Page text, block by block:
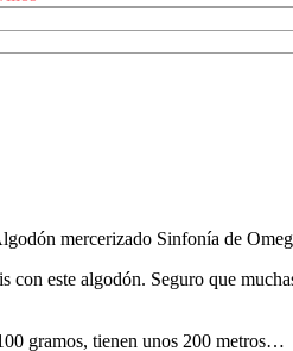
mercerizado Sinfonía de
con este algodón. Seguro que
gramos, tienen unos 200 metros…